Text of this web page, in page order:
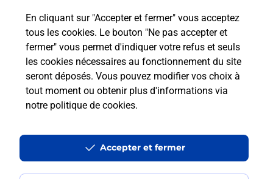
En cliquant sur "Accepter et fermer" vous acceptez
tous les cookies. Le bouton "Ne pas accepter et
fermer" vous permet d'indiquer votre refus et seuls
les cookies nécessaires au fonctionnement du site
seront déposés. Vous pouvez modifier vos choix à
tout moment ou obtenir plus d'informations via
notre politique de cookies.
Accepter et fermer
Questions fréquemment posées
Quel est le prix d’une impression ?
Où imprimer des documents autour